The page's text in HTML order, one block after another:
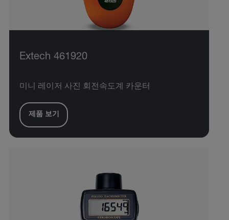
Extech 461920
미니 레이저 사진 회전속도계 카운터
제품 보기